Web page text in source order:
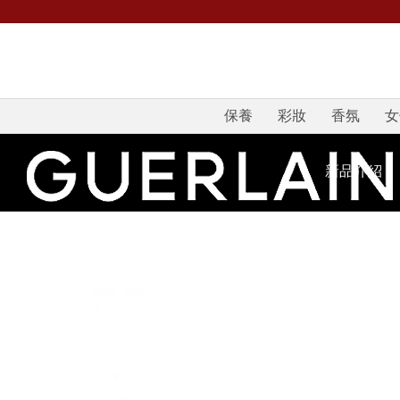
保養 彩妝 香氛
新品介紹